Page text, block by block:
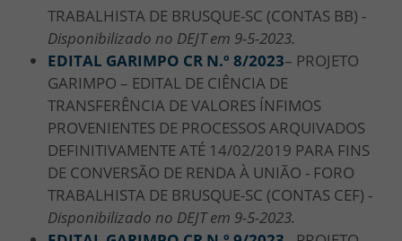
TRABALHISTA DE BRUSQUE-SC (CONTAS BB) -
Disponibilizado no DEJT em 9-5-2023.
EDITAL GARIMPO CR N.º 8/2023– PROJETO
GARIMPO – EDITAL DE CIÊNCIA DE
TRANSFERÊNCIA DE VALORES ÍNFIMOS
PROVENIENTES DE PROCESSOS ARQUIVADOS
DEFINITIVAMENTE ATÉ 14/02/2019 PARA FINS
DE CONVERSÃO DE RENDA À UNIÃO - FORO
TRABALHISTA DE BRUSQUE-SC (CONTAS CEF) -
Disponibilizado no DEJT em 9-5-2023.